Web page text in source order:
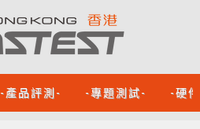
-產品評測- -專題測試- -硬